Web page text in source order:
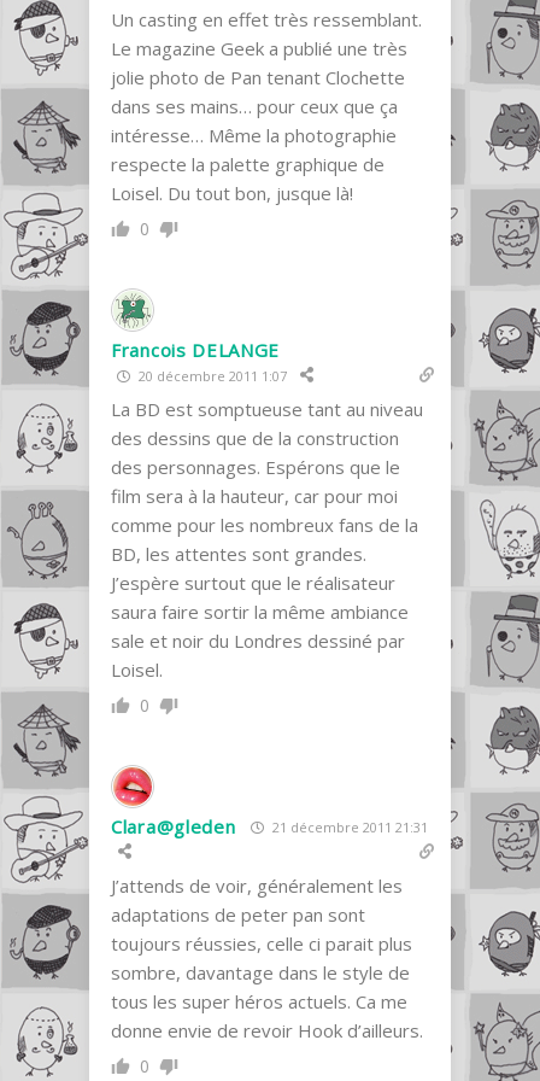
Un casting en effet très ressemblant.
Le magazine Geek a publié une très
jolie photo de Pan tenant Clochette
dans ses mains… pour ceux que ça
intéresse… Même la photographie
respecte la palette graphique de
Loisel. Du tout bon, jusque là!
0
Francois DELANGE
20 décembre 2011 1:07
La BD est somptueuse tant au niveau
des dessins que de la construction
des personnages. Espérons que le
film sera à la hauteur, car pour moi
comme pour les nombreux fans de la
BD, les attentes sont grandes.
J’espère surtout que le réalisateur
saura faire sortir la même ambiance
sale et noir du Londres dessiné par
Loisel.
0
Clara@gleden 21 décembre 2011 21:31
J’attends de voir, généralement les
adaptations de peter pan sont
toujours réussies, celle ci parait plus
sombre, davantage dans le style de
tous les super héros actuels. Ca me
donne envie de revoir Hook d’ailleurs.
0